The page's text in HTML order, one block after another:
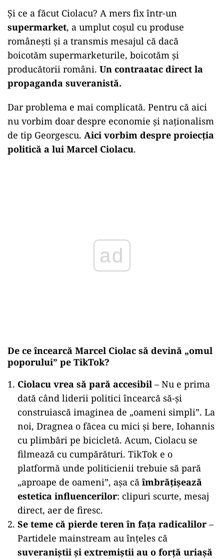
Și ce a făcut Ciolacu? A mers fix într-un
supermarket, a umplut coșul cu produse
românești și a transmis mesajul că dacă
boicotăm supermarketurile, boicotăm și
producătorii români. Un contraatac direct la
propaganda suveranistă.
Dar problema e mai complicată. Pentru că aici
nu vorbim doar despre economie și naționalism
de tip Georgescu. Aici vorbim despre proiecția
politică a lui Marcel Ciolacu.
ad
De ce încearcă Marcel Ciolac să devină „omul
poporului” pe TikTok?
Ciolacu vrea să pară accesibil – Nu e prima
dată când liderii politici încearcă să-și
construiască imaginea de „oameni simpli”. La
noi, Dragnea o făcea cu mici și bere, Iohannis
cu plimbări pe bicicletă. Acum, Ciolacu se
filmează cu cumpărături. TikTok e o
platformă unde politicienii trebuie să pară
„aproape de oameni”, așa că îmbrățișează
estetica influencerilor: clipuri scurte, mesaj
direct, aer de firesc.
Se teme că pierde teren în fața radicalilor –
Partidele mainstream au înțeles că
suveraniștii și extremiștii au o forță uriașă